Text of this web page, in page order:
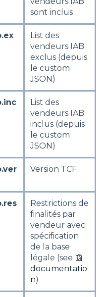
sont inclus
List des
vendeurs IAB
exclus (depuis
le custom
JSON)
List des
vendeurs IAB
inclus (depuis
le custom
JSON)
Version TCF
Restrictions de
finalités par
vendeur avec
spécification
de la base
légale (see 📰
documentatio
n)